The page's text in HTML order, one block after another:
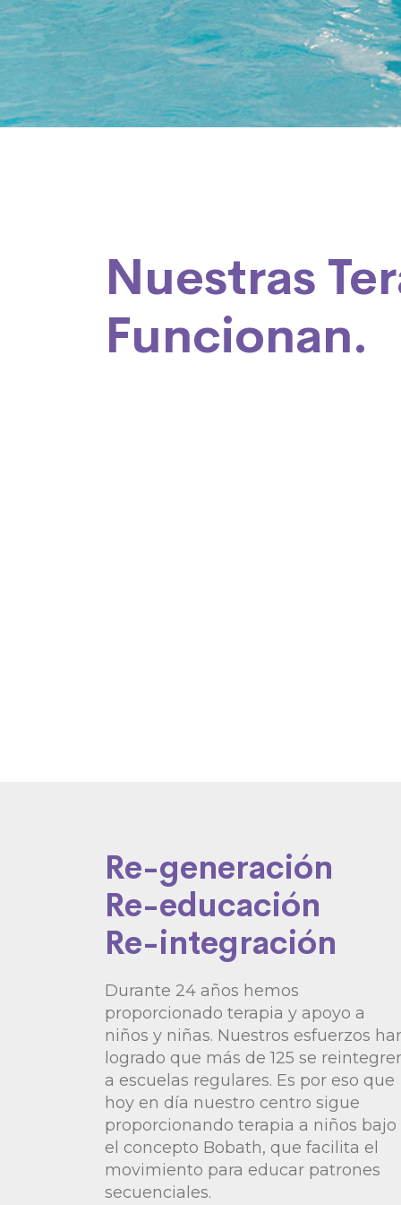
Nuestras
Funcionan.
Re-generación
Re-educación
Re-integración
Durante 24 años hemos
proporcionado terapia y apoyo a
niños y niñas. Nuestros esfuerzos
logrado que más de 125 se
a escuelas regulares. Es por eso que
hoy en día nuestro centro sigue
proporcionando terapia a niños bajo
el concepto Bobath, que facilita el
movimiento para educar patrones
secuenciales.